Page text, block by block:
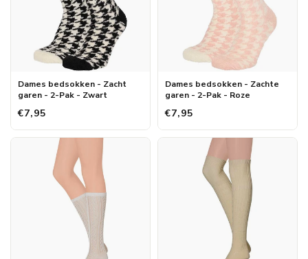
Dames bedsokken - Zacht
garen - 2-Pak - Zwart
€7,95
Dames bedsokken - Zachte
garen - 2-Pak - Roze
€7,95